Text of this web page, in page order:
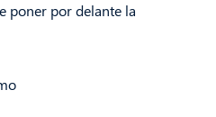
poner por delante la